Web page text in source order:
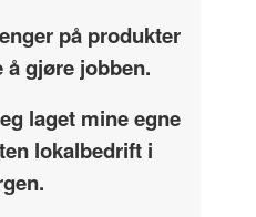
på produkter
gjøre jobben.
laget mine egne
lokalbedrift i